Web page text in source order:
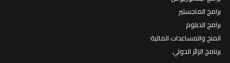
القبول والمساعدات المالية
القبول والتسجيل
برامج البكالوريوس
برامج الماجستير